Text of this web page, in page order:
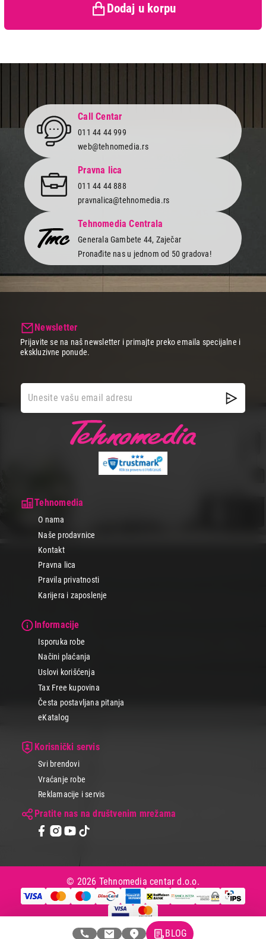
Dodaj u korpu
BABYLISS C319E
Završi kupovinu
Call Centar
011 44 44 999
web@tehnomedia.rs
Pravna lica
011 44 44 888
pravnalica@tehnomedia.rs
Tehnomedia Centrala
Generala Gambete 44, Zaječar
Pronađite nas u jednom od 50 gradova!
Tehnomedia
O nama
Naše prodavnice
Kontakt
Pravna lica
Pravila privatnosti
Karijera i zaposlenje
Informacije
Isporuka robe
Načini plaćanja
Uslovi korišćenja
Tax Free kupovina
Česta postavljana pitanja
eKatalog
Korisnički servis
Svi brendovi
Vraćanje robe
Reklamacije i servis
Pratite nas na društvenim mrežama
Newsletter
Prijavite se na naš newsletter i primajte preko emaila specijalne i
ekskluzivne ponude.
© 2026 Tehnomedia centar d.o.o.
BLOG